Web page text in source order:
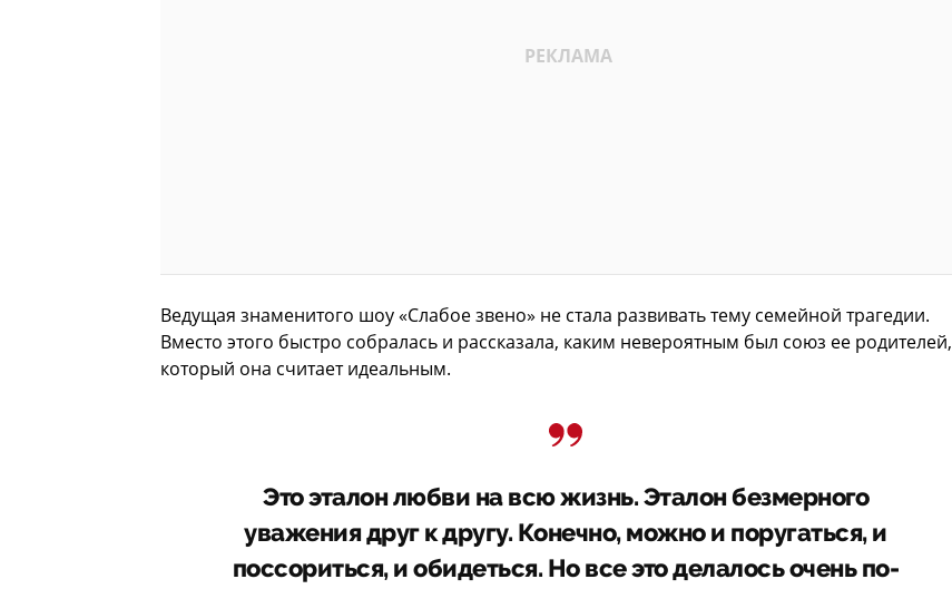
Ведущая знаменитого шоу «Слабое звено» не стала развивать тему семейной трагедии.
Вместо этого быстро собралась и рассказала, каким невероятным был союз ее родителей,
который она считает идеальным.
Это эталон любви на всю жизнь. Эталон безмерного
уважения друг к другу. Конечно, можно и поругаться, и
поссориться, и обидеться. Но все это делалось очень по-